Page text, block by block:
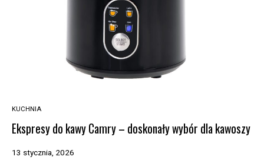
KUCHNIA
Ekspresy do kawy Camry – doskonały wybór dla kawoszy
13 stycznia, 2026